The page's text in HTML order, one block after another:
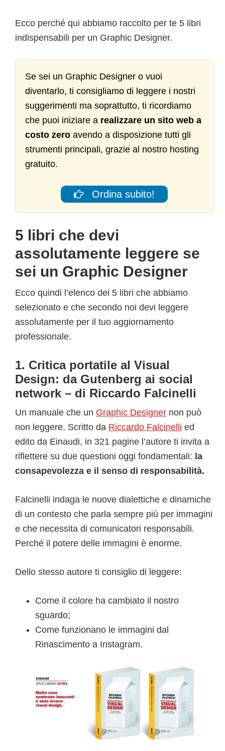
Ecco perché qui abbiamo raccolto per te 5 libri
indispensabili per un Graphic Designer.
Se sei un Graphic Designer o vuoi
diventarlo, ti consigliamo di leggere i nostri
suggerimenti ma soprattutto, ti ricordiamo
che puoi iniziare a realizzare un sito web a
costo zero avendo a disposizione tutti gli
strumenti principali, grazie al nostro hosting
gratuito.
Ordina subito!
5 libri che devi
assolutamente leggere se
sei un Graphic Designer
Ecco quindi l’elenco dei 5 libri che abbiamo
selezionato e che secondo noi devi leggere
assolutamente per il tuo aggiornamento
professionale.
1. Critica portatile al Visual
Design: da Gutenberg ai social
network – di Riccardo Falcinelli
Un manuale che un Graphic Designer non può
non leggere. Scritto da Riccardo Falcinelli ed
edito da Einaudi, in 321 pagine l’autore ti invita a
riflettere su due questioni oggi fondamentali: la
consapevolezza e il senso di responsabilità.
Falcinelli indaga le nuove dialettiche e dinamiche
di un contesto che parla sempre più per immagini
e che necessita di comunicatori responsabili.
Perché il potere delle immagini è enorme.
Dello stesso autore ti consiglio di leggere:
Come il colore ha cambiato il nostro
sguardo;
Come funzionano le immagini dal
Rinascimento a Instagram.